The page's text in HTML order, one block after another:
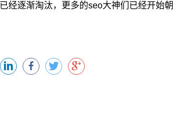
逐渐淘汰，更多的seo大神们已经开始朝